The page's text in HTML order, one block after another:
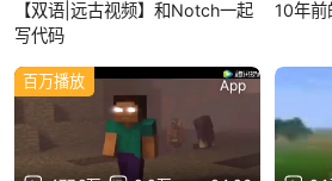
【双语|远古视频】和Notch一起
写代码
10年
百万播放 App